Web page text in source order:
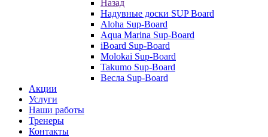
Назад
Надувные доски SUP Board
Aloha Sup-Board
Aqua Marina Sup-Board
iBoard Sup-Board
Molokai Sup-Board
Takumo Sup-Board
Весла Sup-Board
Акции
Услуги
Наши работы
Тренеры
Контакты